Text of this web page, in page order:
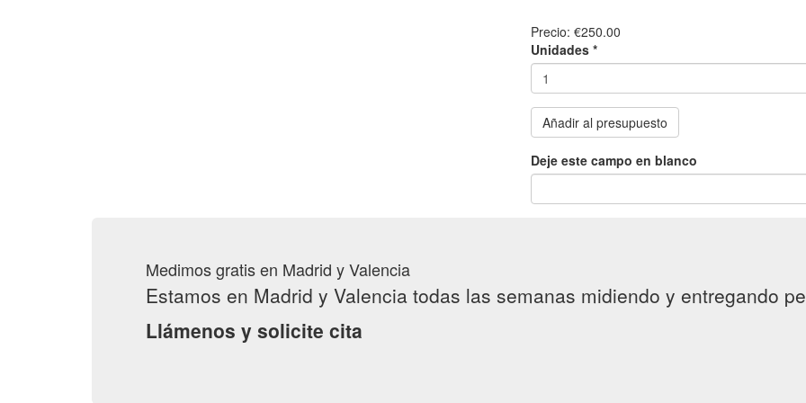
Precio: €250.00
Unidades *
Añadir al presupuesto
Deje este campo en blanco
Medimos gratis en Madrid y Valencia
Estamos en Madrid y Valencia todas las semanas midiendo y entregando
Llámenos y solicite cita